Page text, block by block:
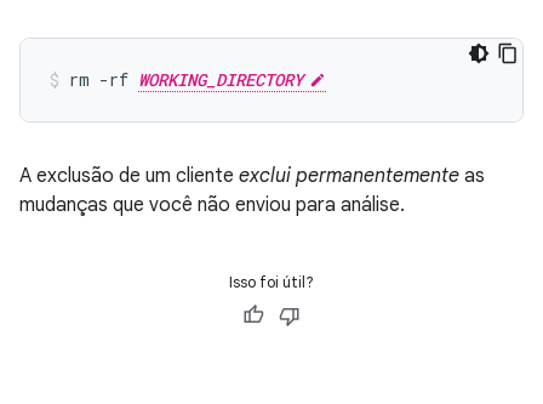
rm -rf WORKING_DIRECTORY
A exclusão de um cliente exclui permanentemente as
mudanças que você não enviou para análise.
Isso foi útil?